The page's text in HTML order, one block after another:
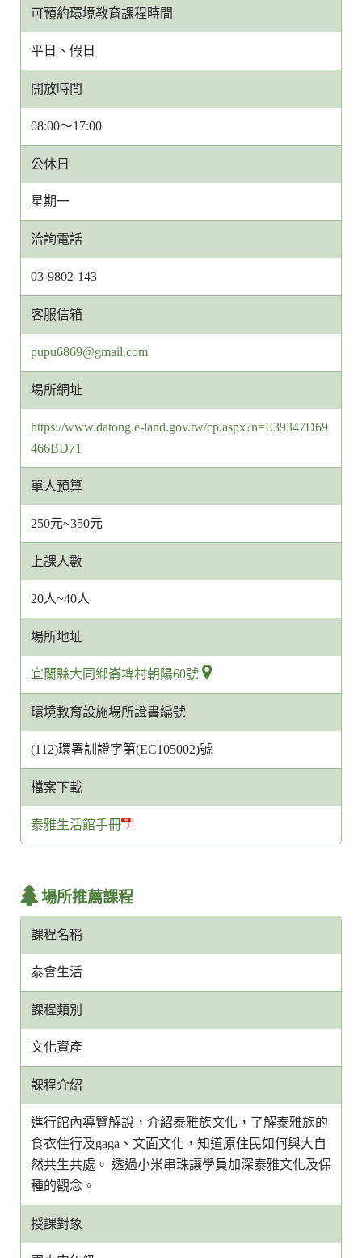
可預約環境教育課程時間
平日、假日
開放時間
08:00～17:00
公休日
星期一
洽詢電話
03-9802-143
客服信箱
客
服
信
網
址
pupu6869@gmail.com
場所網址
https://www.datong.e-land.gov.tw/cp.aspx?n=E39347D69
466BD71
單人預算
250元~350元
上課人數
20人~40人
場所地址
宜蘭縣大同鄉崙埤村朝陽60號
環境教育設施場所證書編號
(112)環署訓證字第(EC105002)號
檔案下載
泰雅生活館手冊
場所推薦課程
課程名稱
泰會生活
課程類別
文化資產
課程介紹
進行館內導覽解說，介紹泰雅族文化，了解泰雅族的
食衣住行及gaga、文面文化，知道原住民如何與大自
然共生共處。 透過小米串珠讓學員加深泰雅文化及保
種的觀念。
授課對象